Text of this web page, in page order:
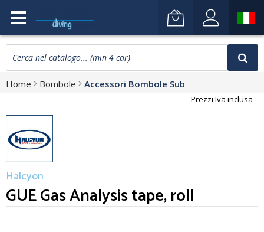
Home Bombole Accessori Bombole Sub
Prezzi Iva inclusa
Halcyon
GUE Gas Analysis tape, roll